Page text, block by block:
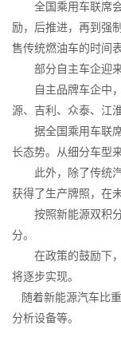
全国乘用车联席会
励，后推进，再到强
售传统燃油车的时间
部分自主车企迎
自主品牌车企中，
源、吉利、众泰、江
据全国乘用车联席
长态势。从细分车型
此外，除了传统汽
获得了生产牌照，在
按照新能源双积分
分。
在政策的鼓励下，
将逐步实现。
随着新能源汽车比
分析设备等。